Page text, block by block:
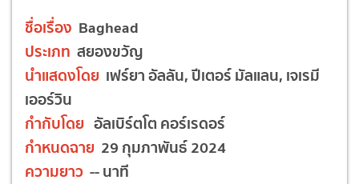
ชื่อเรื่อง Baghead
ประเภท สยองขวัญ
นำแสดงโดย เฟร์ยา อัลลัน, ปีเตอร์ มัลแลน, เจเรมี
เออร์วิน
กำกับโดย อัลเบิร์ตโต คอร์เรดอร์
กำหนดฉาย 29 กุมภาพันธ์ 2024
ความยาว -- นาที